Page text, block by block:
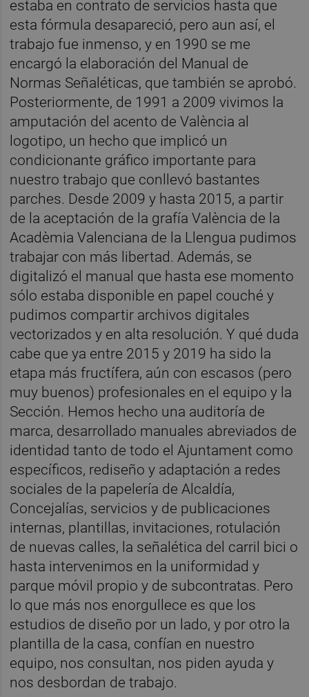
estaba en contrato de servicios hasta que
esta fórmula desapareció, pero aun así, el
trabajo fue inmenso, y en 1990 se me
encargó la elaboración del Manual de
Normas Señaléticas, que también se aprobó.
Posteriormente, de 1991 a 2009 vivimos la
amputación del acento de València al
logotipo, un hecho que implicó un
condicionante gráfico importante para
nuestro trabajo que conllevó bastantes
parches. Desde 2009 y hasta 2015, a partir
de la aceptación de la grafía València de la
Acadèmia Valenciana de la Llengua pudimos
trabajar con más libertad. Además, se
digitalizó el manual que hasta ese momento
sólo estaba disponible en papel couché y
pudimos compartir archivos digitales
vectorizados y en alta resolución. Y qué duda
cabe que ya entre 2015 y 2019 ha sido la
etapa más fructífera, aún con escasos (pero
muy buenos) profesionales en el equipo y la
Sección. Hemos hecho una auditoría de
marca, desarrollado manuales abreviados de
identidad tanto de todo el Ajuntament como
específicos, rediseño y adaptación a redes
sociales de la papelería de Alcaldía,
Concejalías, servicios y de publicaciones
internas, plantillas, invitaciones, rotulación
de nuevas calles, la señalética del carril bici o
hasta intervenimos en la uniformidad y
parque móvil propio y de subcontratas. Pero
lo que más nos enorgullece es que los
estudios de diseño por un lado, y por otro la
plantilla de la casa, confían en nuestro
equipo, nos consultan, nos piden ayuda y
nos desbordan de trabajo.